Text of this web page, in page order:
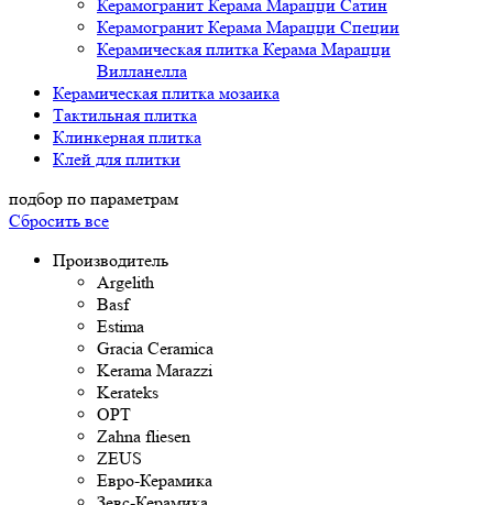
Керамогранит Керама Марацци Сатин
Керамогранит Керама Марацци Специи
Керамическая плитка Керама Марацци
Вилланелла
Керамическая плитка мозаика
Тактильная плитка
Клинкерная плитка
Клей для плитки
подбор по параметрам
Сбросить все
Производитель
Argelith
Basf
Estima
Gracia Ceramica
Kerama Marazzi
Kerateks
OPT
Zahna fliesen
ZEUS
Евро-Керамика